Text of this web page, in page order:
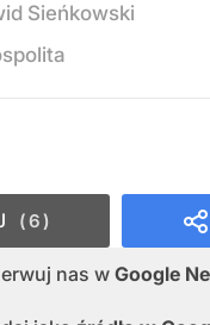
Sieńkowski
nas w Google
6